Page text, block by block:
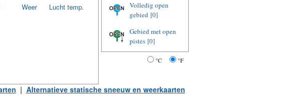
Lucht temp.
Weer
Volledig open
gebied [0]
Gebied met open
pistes [0]
°C °F
| Alternatieve statische sneeuw en weerkaarten